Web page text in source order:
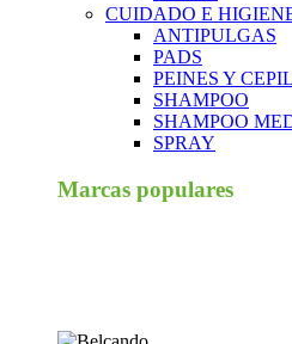
CUIDADO E
ANTIPULGAS
PADS
PEINES Y
SHAMPOO
SHAMPOO
SPRAY
Marcas populares